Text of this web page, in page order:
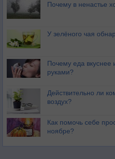
Почему в ненастье
У зелёного чая
Почему еда вкуснее
руками?
Действительно ли
воздух?
Как помочь себе
ноябре?